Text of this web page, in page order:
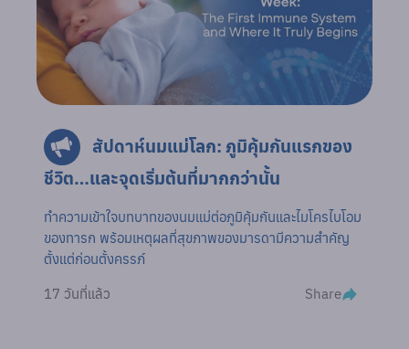
สัปดาห์นมแม่โลก: ภูมิคุ้มกันแรกของ
ชีวิต…และจุดเริ่มต้นที่มากกว่านั้น
ทำความเข้าใจบทบาทของนมแม่ต่อภูมิคุ้มกันและไมโครไบโอม
ของทารก พร้อมเหตุผลที่สุขภาพของมารดามีความสำคัญ
ตั้งแต่ก่อนตั้งครรภ์
17 วันที่แล้ว Share